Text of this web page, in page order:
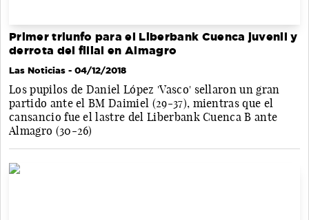
Primer triunfo para el Liberbank Cuenca juvenil y
derrota del filial en Almagro
Las Noticias - 04/12/2018
Los pupilos de Daniel López 'Vasco' sellaron un gran
partido ante el BM Daimiel (29-37), mientras que el
cansancio fue el lastre del Liberbank Cuenca B ante
Almagro (30-26)